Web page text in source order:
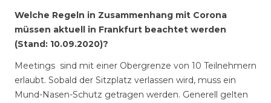
Welche Regeln in Zusammenhang mit Corona
müssen aktuell in Frankfurt beachtet werden
(Stand: 10.09.2020)?
Meetings sind mit einer Obergrenze von 10 Teilnehmern
erlaubt. Sobald der Sitzplatz verlassen wird, muss ein
Mund-Nasen-Schutz getragen werden. Generell gelten